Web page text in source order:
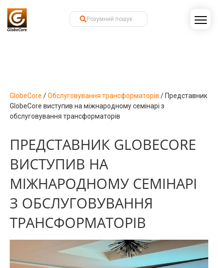
GlobeCore /Обслуговування трансформаторів / Представник
GlobeCore виступив на міжнародному семінарі з
обслуговування трансформаторів
ПРЕДСТАВНИК GLOBECORE
ВИСТУПИВ НА
МІЖНАРОДНОМУ СЕМІНАРІ
З ОБСЛУГОВУВАННЯ
ТРАНСФОРМАТОРІВ